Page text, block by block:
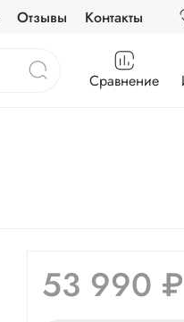
Отзывы Контакты
Сравнение
53 990 ₽